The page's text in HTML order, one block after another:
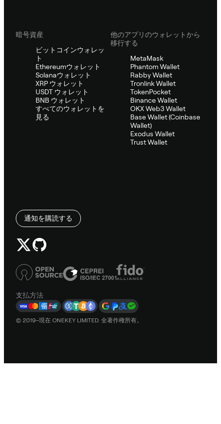
暗号資産
ビットコインウォレッ
ト
Ethereumウォレット
Solanaウォレット
XRP ウォレット
USDT ウォレット
BNB ウォレット
すべてのウォレットを
見る
他のアプリのウォレットから
移行する
MetaMask
Phantom Wallet
Rabby Wallet
Tronlink Wallet
TokenPocket
Binance Wallet
OKX Web3 Wallet
Base Wallet (Coinbase
Wallet)
Exodus Wallet
Trust Wallet
通知を購読する
支払方法
© 2019–現在 ONEKEY LIMITED. 全著作権所有。